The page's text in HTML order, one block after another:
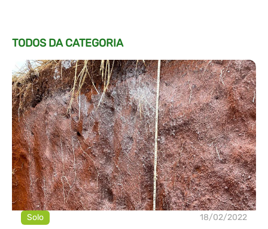
TODOS DA CATEGORIA
Solo 18/02/2022